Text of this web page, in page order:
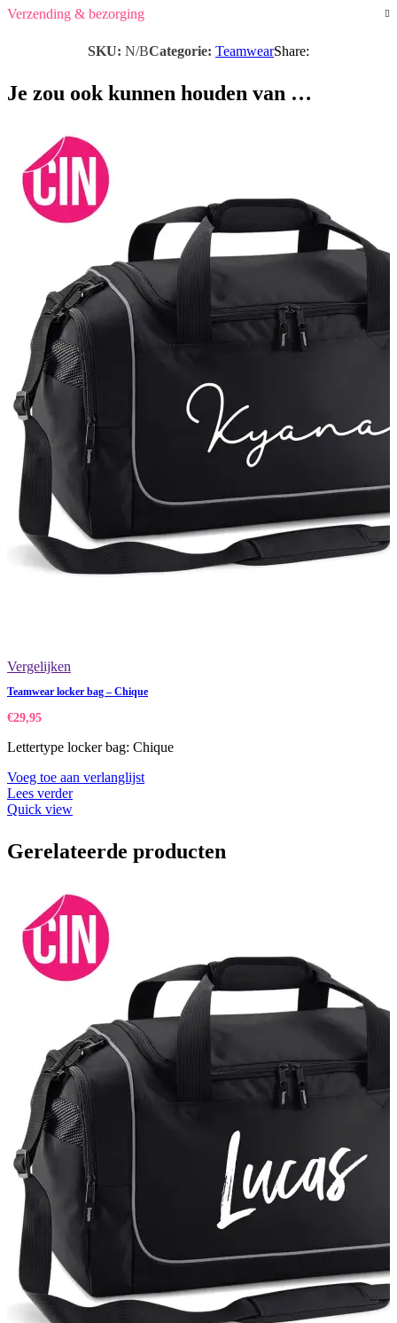
Verzending & bezorging
SKU: N/BCategorie: TeamwearShare:
Je zou ook kunnen houden van …
Vergelijken
Teamwear locker bag – Chique
€29,95
Lettertype locker bag: Chique
Voeg toe aan verlanglijst
Lees verder
Quick view
Gerelateerde producten